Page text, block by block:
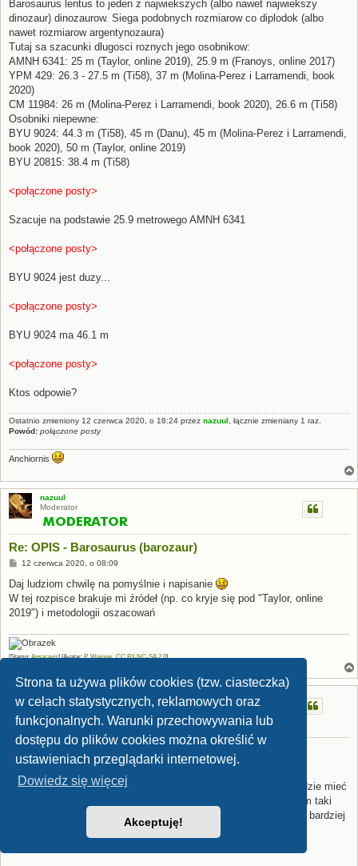
Strona ta używa plików cookies (tzw. ciasteczka)
w celach statystycznych, reklamowych oraz
funkcjonalnych. Warunki przechowywania lub
dostępu do plików cookies można określić w
ustawieniach przeglądarki internetowej.
Dowiedz się więcej
Akceptuję!
Barosaurus lentus to jeden z najwiekszych (albo nawet najwiekszy
dinozaur) dinozaurow. Siega podobnych rozmiarow co diplodok (albo
nawet rozmiarow argentynozaura)
Tutaj sa szacunki dlugosci roznych jego osobnikow:
AMNH 6341: 25 m (Taylor, online 2019), 25.9 m (Franoys, online 2017)
YPM 429: 26.3 - 27.5 m (Ti58), 37 m (Molina-Perez i Larramendi, book
2020)
CM 11984: 26 m (Molina-Perez i Larramendi, book 2020), 26.6 m (Ti58)
Osobniki niepewne:
BYU 9024: 44.3 m (Ti58), 45 m (Danu), 45 m (Molina-Perez i Larramendi,
book 2020), 50 m (Taylor, online 2019)
BYU 20815: 38.4 m (Ti58)
<połączone posty>
Szacuje na podstawie 25.9 metrowego AMNH 6341
<połączone posty>
BYU 9024 jest duzy...
<połączone posty>
BYU 9024 ma 46.1 m
<połączone posty>
Ktos odpowie?
Ostatnio zmieniony 12 czerwca 2020, o 18:24 przez nazuul , łącznie zmieniany 1 raz.
Powód: połączone posty
Anchiornis
nazuul
Moderator
Re: OPIS - Barosaurus (barozaur)
P
s
12 czerwca 2020, o 08:09
Daj ludziom chwilę na pomyślnie i napisanie
W tej rozpisce brakuje mi źródeł (np. co kryje się pod "Taylor, online
2019") i metodologii oszacowań
[Stamp: Apsaravis] [Avatar: P. Weimer CC BY-NC-SA 2.0]
Jurajski allozaur
Re: OPIS - Barosaurus (barozaur)
P
o
s
12 czerwca 2020, o 09:47
Jeżeli użyjemy AMNH jako wzór i Franoysa 25.9 m to wtedy będzie mieć
46.1 m na podstawie C9 i bodajże 62 t nie pamiętam gdzieś mam taki
plik jak skalowałem ale z racji że nie wiadomo jaki to kręg a tym bardziej
czy to Barosaurus.. bo też nie wiem na czym bazował Franoys